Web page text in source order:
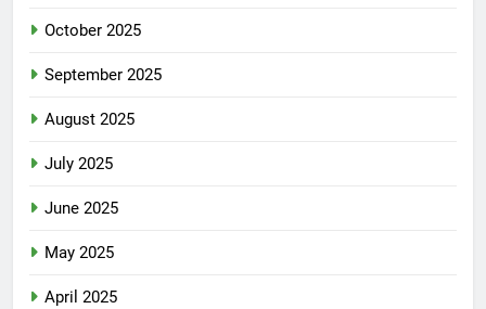
October 2025
September 2025
August 2025
July 2025
June 2025
May 2025
April 2025